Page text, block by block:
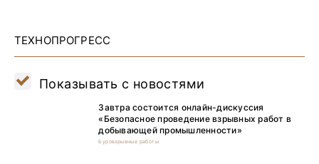
ТЕХНОПРОГРЕСС
Показывать с новостями
Завтра состоится онлайн-дискуссия
«Безопасное проведение взрывных работ в
добывающей промышленности»
Буровзрывные работы